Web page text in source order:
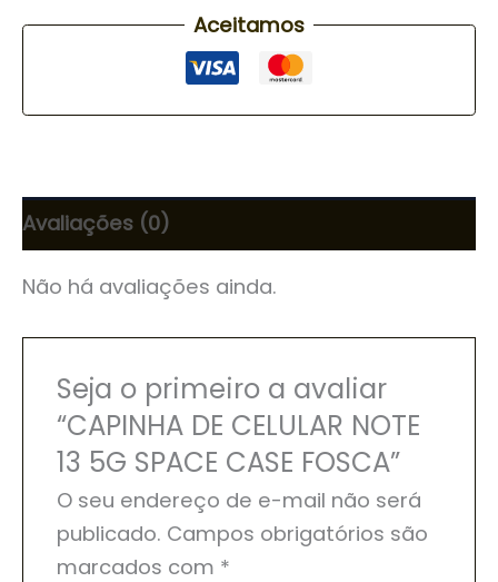
Aceitamos
Avaliações (0)
Não há avaliações ainda.
Seja o primeiro a avaliar
“CAPINHA DE CELULAR NOTE
13 5G SPACE CASE FOSCA”
O seu endereço de e-mail não será
publicado. Campos obrigatórios são
marcados com *